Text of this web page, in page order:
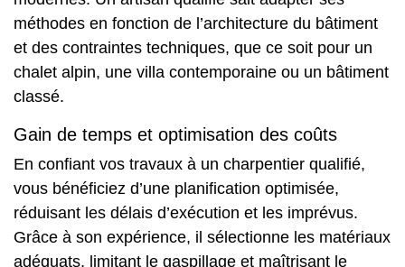
méthodes en fonction de l’architecture du bâtiment
et des contraintes techniques, que ce soit pour un
chalet alpin, une villa contemporaine ou un bâtiment
classé.
Gain de temps et optimisation des coûts
En confiant vos travaux à un charpentier qualifié,
vous bénéficiez d’une planification optimisée,
réduisant les délais d’exécution et les imprévus.
Grâce à son expérience, il sélectionne les matériaux
adéquats, limitant le gaspillage et maîtrisant le